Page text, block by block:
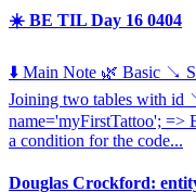
☀️ BE TIL Day 16 0404
⬇️ Main Note 🌿 Basic ↘️
Joining two tables with id
name='myFirstTattoo'; =>
a condition for the code...
Douglas Crockford: